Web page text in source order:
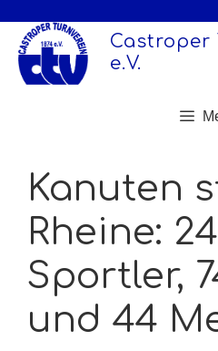
Inhalt
springen
Castroper
e.V.
Kanuten
Rheine: 24
Sportler,
und 44